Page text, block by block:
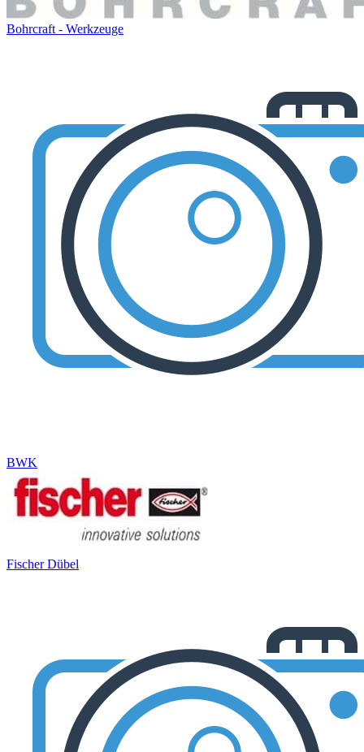
Bohrcraft - Werkzeuge
BWK
Fischer Dübel